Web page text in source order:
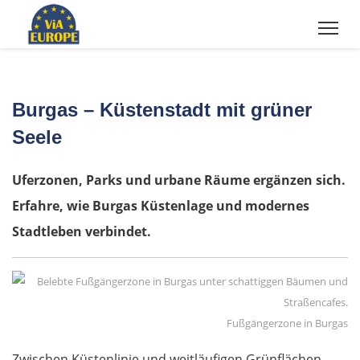
Burgas – Küstenstadt mit grüner
Seele
Uferzonen, Parks und urbane Räume ergänzen sich.
Erfahre, wie Burgas Küstenlage und modernes
Stadtleben verbindet.
Fußgängerzone in Burgas